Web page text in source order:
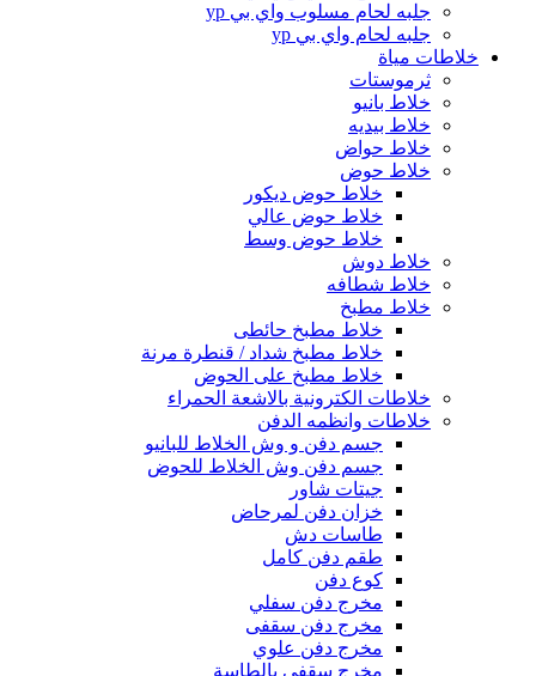
جلبه لحام مسلوب واي بي yp
جلبه لحام واي بي yp
خلاطات مياة
ثرموستات
خلاط بانيو
خلاط بيديه
خلاط حواض
خلاط حوض
خلاط حوض ديكور
خلاط حوض عالي
خلاط حوض وسط
خلاط دوش
خلاط شطافه
خلاط مطبخ
خلاط مطبخ حائطى
خلاط مطبخ شداد / قنطرة مرنة
خلاط مطبخ على الحوض
خلاطات الكترونية بالاشعة الحمراء
خلاطات وانظمه الدفن
جسم دفن و وش الخلاط للبانيو
جسم دفن وش الخلاط للحوض
جيتات شاور
خزان دفن لمرحاض
طاسات دش
طقم دفن كامل
كوع دفن
مخرج دفن سفلي
مخرج دفن سقفى
مخرج دفن علوي
مخرج سقفى بالطاسة